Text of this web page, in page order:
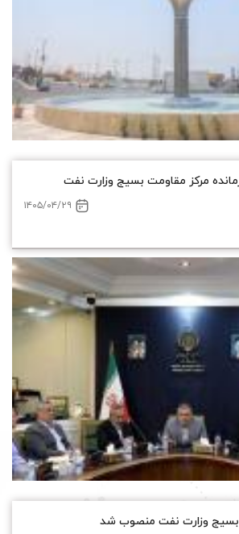
مرکز مقاومت بسیج وزارت نفت
۱۴۰۵/۰۴/۲۹
وزارت نفت منصوب شد
۱۴۰۵/۰۴/۲۶